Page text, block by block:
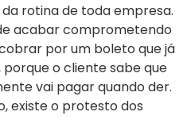
rotina de toda empresa.
acabar comprometendo
por um boleto que já
o cliente sabe que
vai pagar quando der.
existe o protesto dos